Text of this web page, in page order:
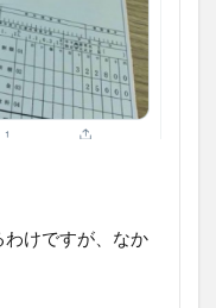
けですが、なか